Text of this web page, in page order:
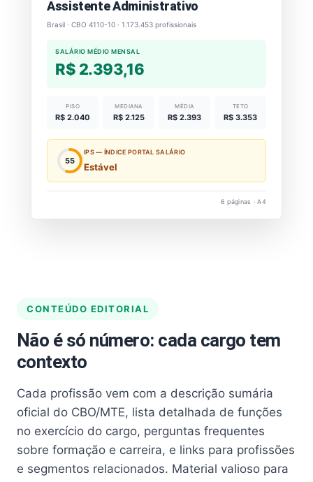
Assistente Administrativo
Brasil · CBO 4110-10 · 1.173.453 profissionais
SALÁRIO MÉDIO MENSAL
R$ 2.393,16
PISO
R$ 2.040
MEDIANA
R$ 2.125
MÉDIA
R$ 2.393
TETO
R$ 3.353
55
IPS — ÍNDICE PORTAL SALÁRIO
Estável
6 páginas · A4
CONTEÚDO EDITORIAL
Não é só número: cada cargo tem
contexto
Cada profissão vem com a descrição sumária
oficial do CBO/MTE, lista detalhada de funções
no exercício do cargo, perguntas frequentes
sobre formação e carreira, e links para profissões
e segmentos relacionados. Material valioso para